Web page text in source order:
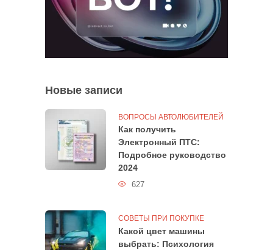
Новые записи
ВОПРОСЫ АВТОЛЮБИТЕЛЕЙ
Как получить
Электронный ПТС:
Подробное руководство
2024
627
СОВЕТЫ ПРИ ПОКУПКЕ
Какой цвет машины
выбрать: Психология